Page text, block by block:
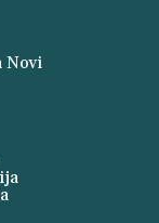
Novi